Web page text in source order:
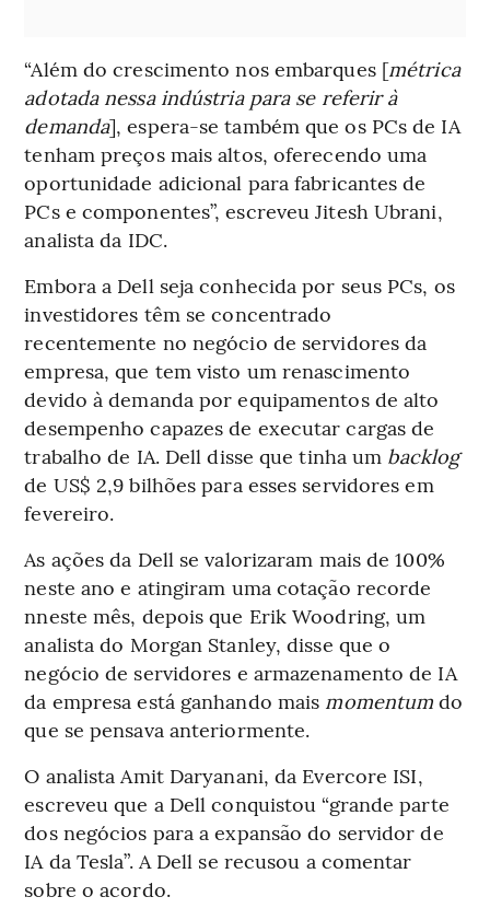
“Além do crescimento nos embarques [métrica
adotada nessa indústria para se referir à
demanda], espera-se também que os PCs de IA
tenham preços mais altos, oferecendo uma
oportunidade adicional para fabricantes de
PCs e componentes”, escreveu Jitesh Ubrani,
analista da IDC.
Embora a Dell seja conhecida por seus PCs, os
investidores têm se concentrado
recentemente no negócio de servidores da
empresa, que tem visto um renascimento
devido à demanda por equipamentos de alto
desempenho capazes de executar cargas de
trabalho de IA. Dell disse que tinha um backlog
de US$ 2,9 bilhões para esses servidores em
fevereiro.
As ações da Dell se valorizaram mais de 100%
neste ano e atingiram uma cotação recorde
nneste mês, depois que Erik Woodring, um
analista do Morgan Stanley, disse que o
negócio de servidores e armazenamento de IA
da empresa está ganhando mais momentum do
que se pensava anteriormente.
O analista Amit Daryanani, da Evercore ISI,
escreveu que a Dell conquistou “grande parte
dos negócios para a expansão do servidor de
IA da Tesla”. A Dell se recusou a comentar
sobre o acordo.